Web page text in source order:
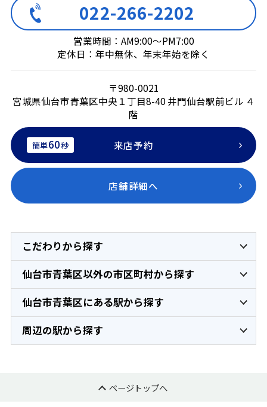
022-266-2202
営業時間：AM9:00～PM7:00
定休日：年中無休、年末年始を除く
〒980-0021
宮城県仙台市青葉区中央１丁目8-40 井門仙台駅前ビル ４
階
簡単60秒 来店予約
店舗詳細へ
こだわりから探す
仙台市青葉区以外の市区町村から探す
仙台市青葉区にある駅から探す
周辺の駅から探す
ページトップへ